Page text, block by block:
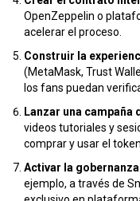
OpenZeppelin o
acelerar el proceso.
Construir la
(MetaMask, Trust
los fans puedan
Lanzar una campaña
videos tutoriales y
comprar y usar el
Activar la
ejemplo, a través de